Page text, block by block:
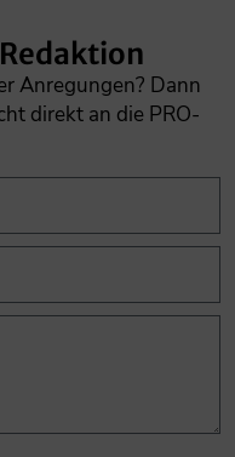
Anregungen? Dann
direkt an die PRO-